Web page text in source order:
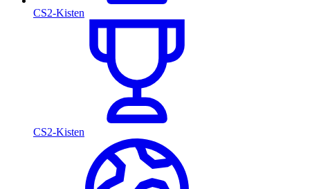
CS2-Kisten
CS2-Kisten